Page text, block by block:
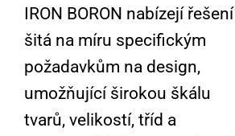
IRON BORON nabízejí řešení
šitá na míru specifickým
požadavkům na design,
umožňující širokou škálu
tvarů, velikostí, tříd a